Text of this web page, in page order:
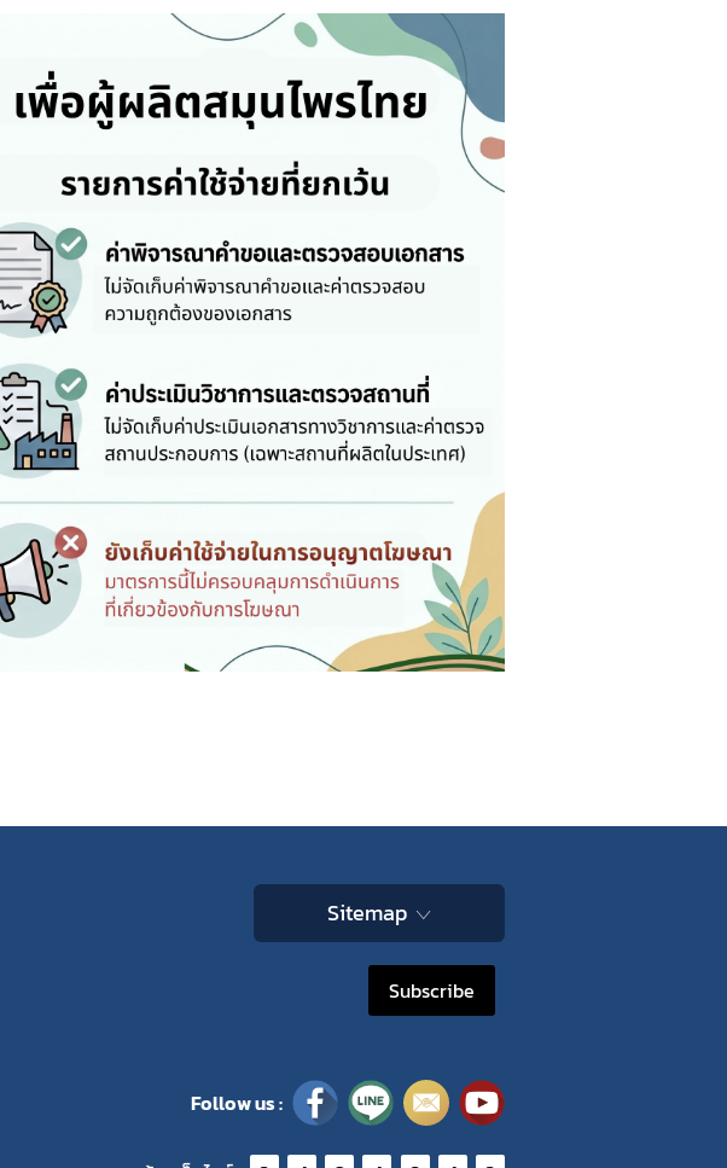
Sitemap
Subscribe
Follow us :